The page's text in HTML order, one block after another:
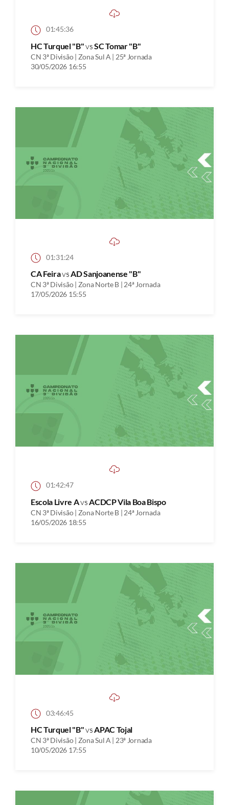
01:45:36
HC Turquel "B"vsSC Tomar "B"
CN 3ª Divisão | Zona Sul A | 25ª Jornada
30/05/2026 16:55
01:31:24
CA FeiravsAD Sanjoanense "B"
CN 3ª Divisão | Zona Norte B | 24ª Jornada
17/05/2026 15:55
01:42:47
Escola Livre AvsACDCP Vila Boa Bispo
CN 3ª Divisão | Zona Norte B | 24ª Jornada
16/05/2026 18:55
03:46:45
HC Turquel "B"vsAPAC Tojal
CN 3ª Divisão | Zona Sul A | 23ª Jornada
10/05/2026 17:55